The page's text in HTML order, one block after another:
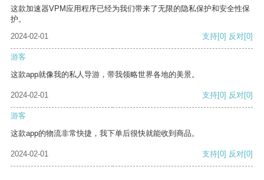
这款加速器VPM应用程序已经为我们带来了无限的隐私保护和安全性保
护。
2024-02-01
支持[0] 反对[0]
游客
这款app就像我的私人导游，带我领略世界各地的美景。
2024-02-01 支持[0] 反对[0]
游客
这款app的物流非常快捷，我下单后很快就能收到商品。
2024-02-01 支持[0] 反对[0]